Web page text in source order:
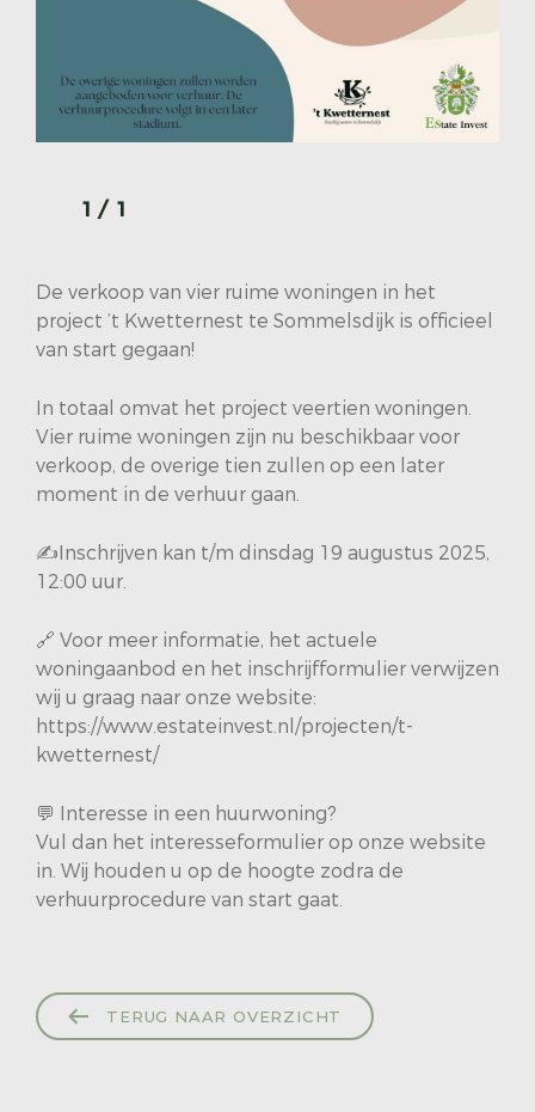
1 / 1
De verkoop van vier ruime woningen in het
project ’t Kwetternest te Sommelsdijk is officieel
van start gegaan!
In totaal omvat het project veertien woningen.
Vier ruime woningen zijn nu beschikbaar voor
verkoop, de overige tien zullen op een later
moment in de verhuur gaan.
✍️Inschrijven kan t/m dinsdag 19 augustus 2025,
12:00 uur.
🔗 Voor meer informatie, het actuele
woningaanbod en het inschrijfformulier verwijzen
wij u graag naar onze website:
https://www.estateinvest.nl/projecten/t-
kwetternest/
💬 Interesse in een huurwoning?
Vul dan het interesseformulier op onze website
in. Wij houden u op de hoogte zodra de
verhuurprocedure van start gaat.
TERUG NAAR OVERZICHT